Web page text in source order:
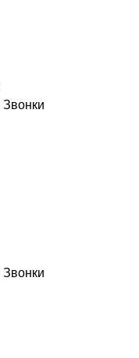
Звонки
Звонки